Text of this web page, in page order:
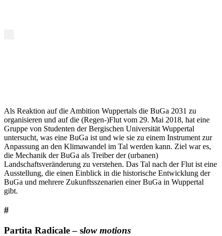
Als Reaktion auf die Ambition Wuppertals die BuGa 2031 zu
organisieren und auf die (Regen-)Flut vom 29. Mai 2018, hat eine
Gruppe von Studenten der Bergischen Universität Wuppertal
untersucht, was eine BuGa ist und wie sie zu einem Instrument zur
Anpassung an den Klimawandel im Tal werden kann. Ziel war es,
die Mechanik der BuGa als Treiber der (urbanen)
Landschaftsveränderung zu verstehen. Das Tal nach der Flut ist eine
Ausstellung, die einen Einblick in die historische Entwicklung der
BuGa und mehrere Zukunftsszenarien einer BuGa in Wuppertal
gibt.
#
Partita Radicale – slow motions